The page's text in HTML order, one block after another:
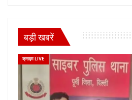
बड़ी खबरें
क्राइम LIVE